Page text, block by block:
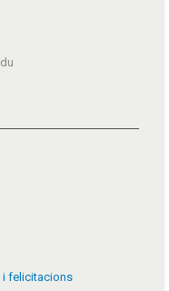
i felicitacions